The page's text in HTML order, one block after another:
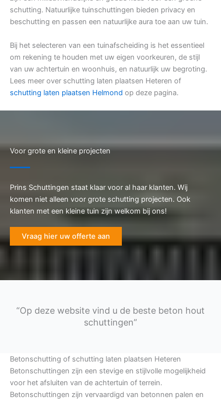
schutting. Natuurlijke tuinschuttingen bieden privacy en
beschutting en passen een natuurlijke aura toe aan uw tuin.
Bij het selecteren van een tuinafscheiding is het essentieel
om rekening te houden met uw eigen voorkeuren, de stijl
van uw achtertuin en woonhuis, en natuurlijk uw begroting.
Lees meer over schutting laten plaatsen Heteren of
schutting laten plaatsen Helmond op deze pagina.
Voor grote en kleine projecten
Prins Schuttingen staat klaar voor al haar klanten. Wij
komen niet alleen voor grote schutting projecten. Ook
klanten met een kleine tuin zijn welkom bij ons!
Vraag hier uw offerte aan
“Op deze website vind u de beste beton hout
schuttingen”
Betonschutting of schutting laten plaatsen Heteren
Betonschuttingen zijn een stevige en stijlvolle mogelijkheid
voor het afsluiten van de achtertuin of terrein.
Betonschuttingen zijn vervaardigd van betonnen palen en